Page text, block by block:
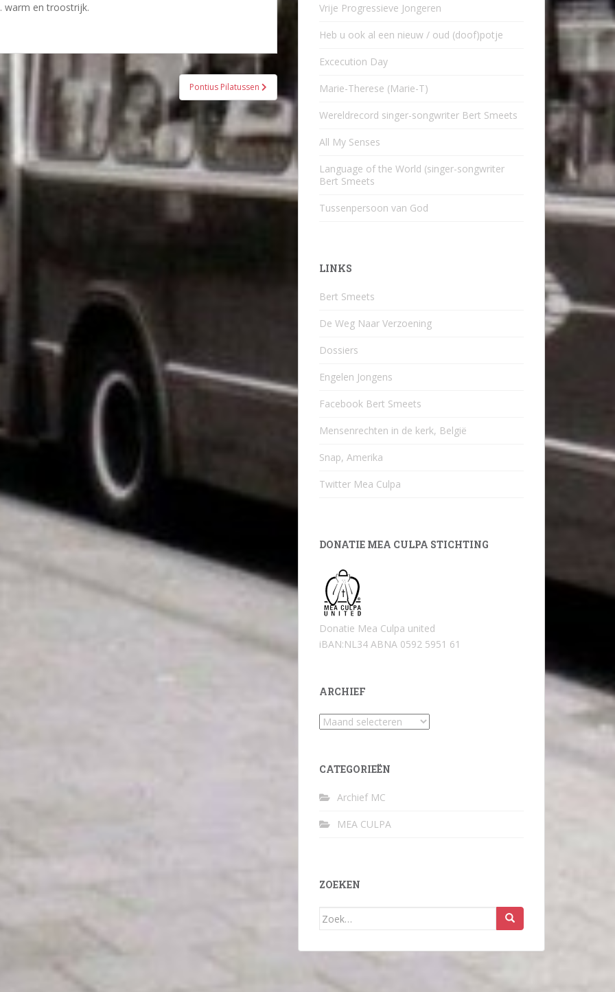
warm en troostrijk.
Pontius Pilatussen
Vrije Progressieve Jongeren
Heb u ook al een nieuw / oud (doof)potje
Excecution Day
Marie-Therese (Marie-T)
Wereldrecord singer-songwriter Bert Smeets
All My Senses
Language of the World (singer-songwriter
Bert Smeets
Tussenpersoon van God
LINKS
Bert Smeets
De Weg Naar Verzoening
Dossiers
Engelen Jongens
Facebook Bert Smeets
Mensenrechten in de kerk, België
Snap, Amerika
Twitter Mea Culpa
DONATIE MEA CULPA STICHTING
Donatie Mea Culpa united
iBAN:NL34 ABNA 0592 5951 61
ARCHIEF
Archief
CATEGORIEËN
Archief MC
MEA CULPA
ZOEKEN
Zoek